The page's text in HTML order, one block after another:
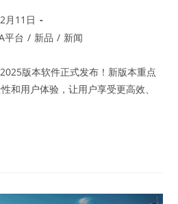
月11日
平台 / 新品 / 新闻
版本软件正式发布！新版本重点
和用户体验，让用户享受更高效、